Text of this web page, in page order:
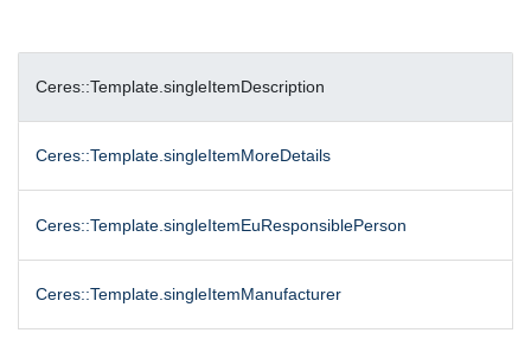
Ceres::Template.singleItemDescription
Ceres::Template.singleItemMoreDetails
Ceres::Template.singleItemEuResponsiblePerson
Ceres::Template.singleItemManufacturer